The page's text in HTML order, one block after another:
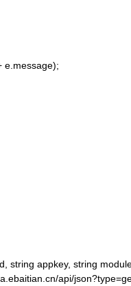
+ e.message);
string appkey, string
cha.ebaitian.cn/api/